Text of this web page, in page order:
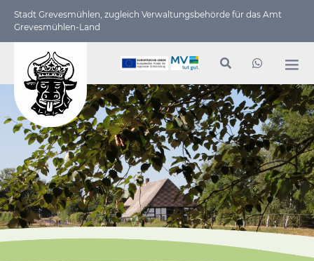
Stadt Grevesmühlen, zugleich Verwaltungs­behörde für das Amt
Grevesmühlen-Land